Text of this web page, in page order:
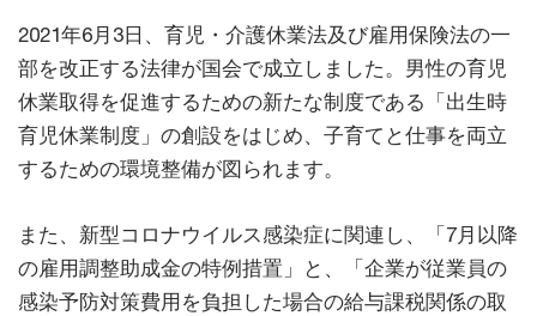
2021年6月3日、育児・介護休業法及び雇用保険法の一
部を改正する法律が国会で成立しました。男性の育児
休業取得を促進するための新たな制度である「出生時
育児休業制度」の創設をはじめ、子育てと仕事を両立
するための環境整備が図られます。
また、新型コロナウイルス感染症に関連し、「7月以降
の雇用調整助成金の特例措置」と、「企業が従業員の
感染予防対策費用を負担した場合の給与課税関係の取